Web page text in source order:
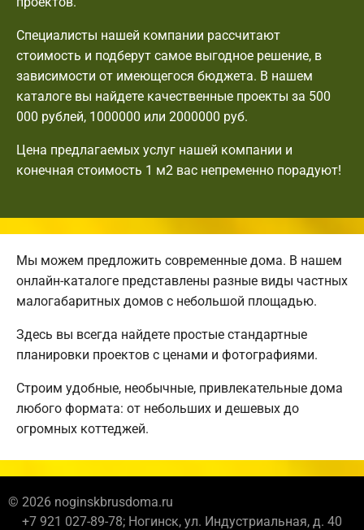
Специалисты нашей компании рассчитают
стоимость и подберут самое выгодное решение, в
зависимости от имеющегося бюджета. В нашем
каталоге вы найдете качественные проекты за 500
000 рублей, 1000000 или 2000000 руб.
Цена предлагаемых услуг нашей компании и
конечная стоимость 1 м2 вас непременно порадуют!
Мы можем предложить современные дома. В нашем
онлайн-каталоге представлены разные виды частных
малогабаритных домов с небольшой площадью.
Здесь вы всегда найдете простые стандартные
планировки проектов с ценами и фотографиями.
Строим удобные, необычные, привлекательные дома
любого формата: от небольших и дешевых до
огромных коттеджей.
© 2026 noginskbrusdoma.ru
+7 921 027-89-78; Ногинск, ул. Индустриальная, д. 40